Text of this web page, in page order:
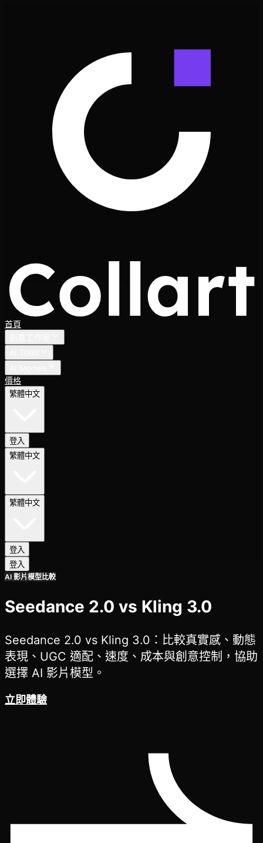
首頁
價格
繁體中文
登入
繁體中文
繁體中文
登入
登入
AI 影片模型比較
Seedance 2.0 vs Kling 3.0
Seedance 2.0 vs Kling 3.0：比較真實感、動態
表現、UGC 適配、速度、成本與創意控制，協助
選擇 AI 影片模型。
立即體驗